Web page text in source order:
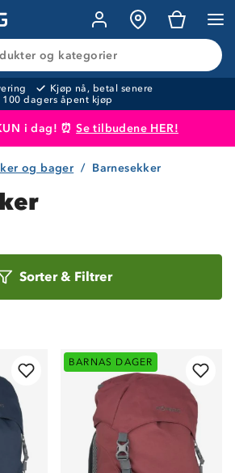
og kategorier
Kjøp nå, betal senere
100 dagers åpent kjøp
i dag! ⏰Se tilbudene HER!
er lagt i handlekurven Til kassen
og bager Barnesekker
Sorter& Filtrer
BARNAS DAGER